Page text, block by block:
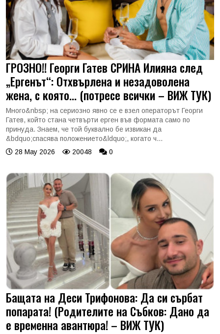
ГРОЗНО!! Георги Гатев СРИНА Илияна след
„Ергенът“: Отхвърлена и незадоволена
жена, с която... (потресе всички – ВИЖ ТУК)
Много&nbsp; на сериозно явно се е взел операторът Георги
Гатев, който стана четвърти ерген във формата само по
принуда. Знаем, че той буквално бе извикан да
&bdquo;спасява положението&ldquo;, когато ч...
28 May 2026
20048 0
Бащата на Деси Трифонова: Да си сърбат
попарата! (Родителите на Събков: Дано да
е временна авантюра! – ВИЖ ТУК)